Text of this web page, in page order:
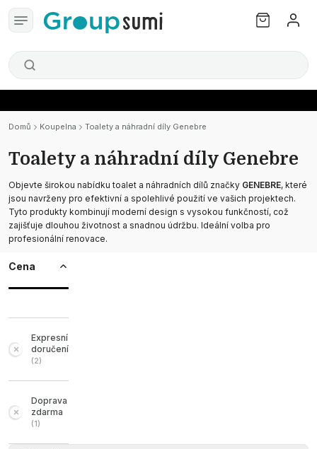
Domů Koupelna Toalety a náhradní díly Genebre
Toalety a náhradní díly Genebre
Objevte širokou nabídku toalet a náhradních dílů značky GENEBRE, které
jsou navrženy pro efektivní a spolehlivé použití ve vašich projektech.
Tyto produkty kombinují moderní design s vysokou funkčností, což
zajišťuje dlouhou životnost a snadnou údržbu. Ideální volba pro
profesionální renovace.
Cena
Expresní
doručení
(2)
Doprava
zdarma
(1)